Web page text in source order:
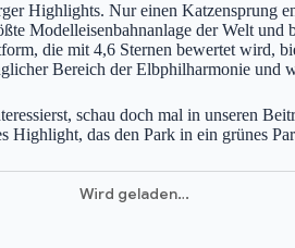
Highlights. Nur einen Katzensprung
Modelleisenbahnanlage der Welt
die mit 4,6 Sternen bewertet wird,
Bereich der Elbphilharmonie
schau doch mal in unseren
Highlight, das den Park in ein grünes